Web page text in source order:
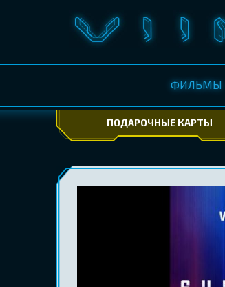
ФИЛЬМЫ
ПОДАРОЧНЫЕ КАРТЫ